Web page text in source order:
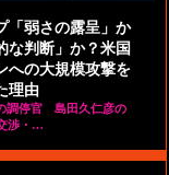
「弱さの露呈」か
な判断」か？米国
への大規模攻撃を
理由
調停官 島田久仁彦の
渉・…